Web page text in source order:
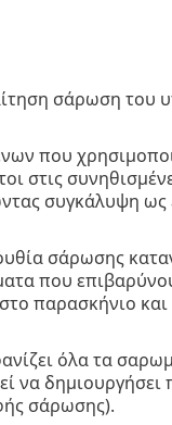
σάρωση του
που
στις
συγκάλυψη ως
σάρωσης
που
παρασκήνιο και
όλα τα
να
σάρωσης).